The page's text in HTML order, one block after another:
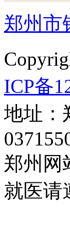
郑州市
ICP备
地址：
郑州网
就医请